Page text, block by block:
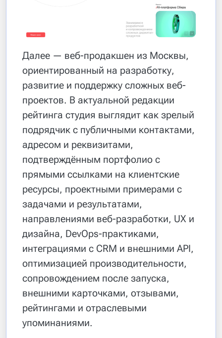
Далее — веб-продакшен из Москвы,
ориентированный на разработку,
развитие и поддержку сложных веб-
проектов. В актуальной редакции
рейтинга студия выглядит как зрелый
подрядчик с публичными контактами,
адресом и реквизитами,
подтверждённым портфолио с
прямыми ссылками на клиентские
ресурсы, проектными примерами с
задачами и результатами,
направлениями веб-разработки, UX и
дизайна, DevOps-практиками,
интеграциями с CRM и внешними API,
оптимизацией производительности,
сопровождением после запуска,
внешними карточками, отзывами,
рейтингами и отраслевыми
упоминаниями.